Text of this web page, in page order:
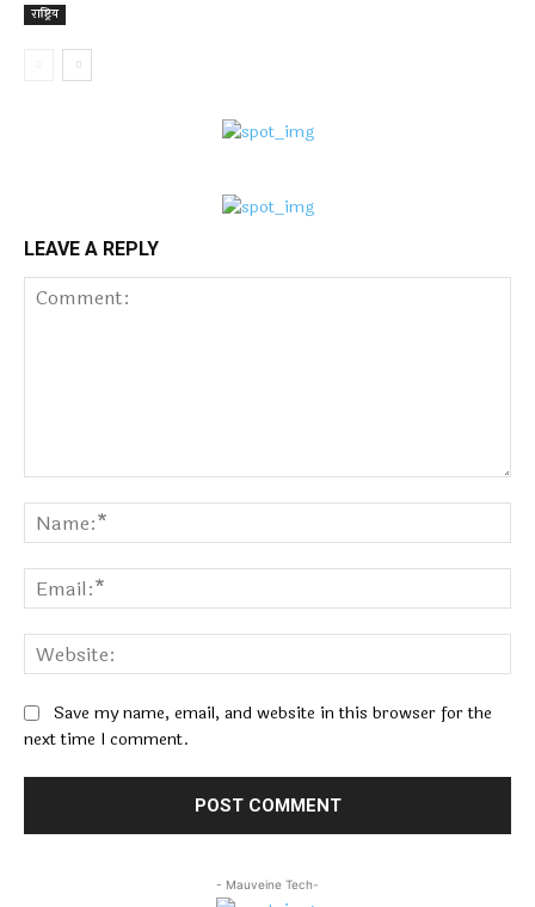
राष्ट्रिय
LEAVE A REPLY
Save my name, email, and website in this browser for the
next time I comment.
- Mauveine Tech-